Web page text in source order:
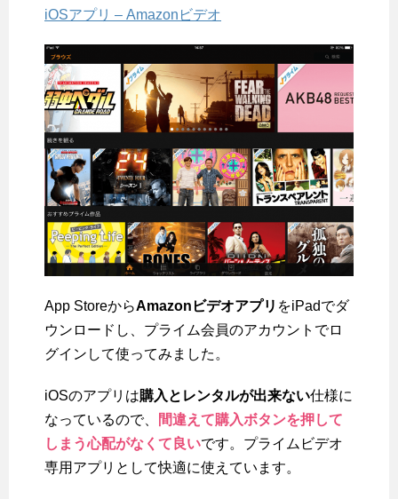
iOSアプリ – Amazonビデオ
App StoreからAmazonビデオアプリ をiPadでダ
ウンロードし、プライム会員のアカウントでロ
グインして使ってみました。
iOSのアプリは購入とレンタルが出来ない仕様に
なっているので、
間違えて購入ボタンを押して
しまう心配がなくて良いです。プライムビデオ
専用アプリとして快適に使えています。